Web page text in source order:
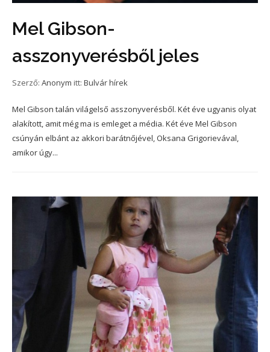
Mel Gibson-
asszonyverésből jeles
Szerző: Anonym itt: Bulvár hírek
Mel Gibson talán világelső asszonyverésből. Két éve ugyanis olyat
alakított, amit még ma is emleget a média. Két éve Mel Gibson
csúnyán elbánt az akkori barátnőjével, Oksana Grigorievával,
amikor úgy...